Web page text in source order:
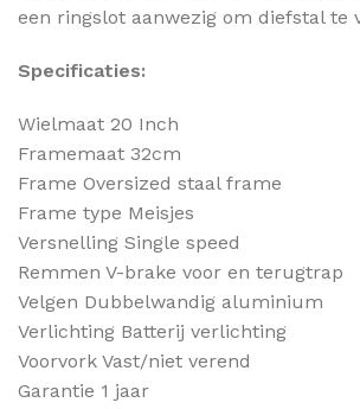
een ringslot aanwezig om diefstal te
Specificaties:
Wielmaat 20 Inch
Framemaat 32cm
Frame Oversized staal frame
Frame type Meisjes
Versnelling Single speed
Remmen V-brake voor en terugtrap
Velgen Dubbelwandig aluminium
Verlichting Batterij verlichting
Voorvork Vast/niet verend
Garantie 1 jaar